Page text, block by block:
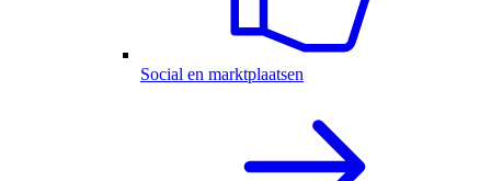
Social en marktplaatsen